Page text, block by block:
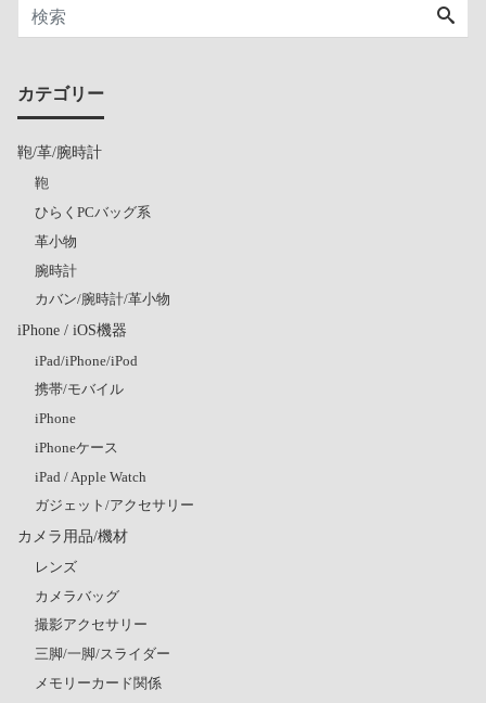
カテゴリー
鞄/革/腕時計
鞄
ひらくPCバッグ系
革小物
腕時計
カバン/腕時計/革小物
iPhone / iOS機器
iPad/iPhone/iPod
携帯/モバイル
iPhone
iPhoneケース
iPad / Apple Watch
ガジェット/アクセサリー
カメラ用品/機材
レンズ
カメラバッグ
撮影アクセサリー
三脚/一脚/スライダー
メモリーカード関係